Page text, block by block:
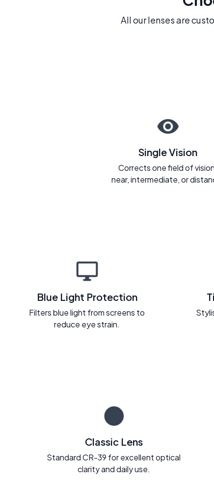
All our lenses are
Single Vision
Corrects one field of
near, intermediate, or
Blue Light Protection
Filters blue light from screens to
reduce eye strain.
Classic Lens
Standard CR-39 for excellent optical
clarity and daily use.